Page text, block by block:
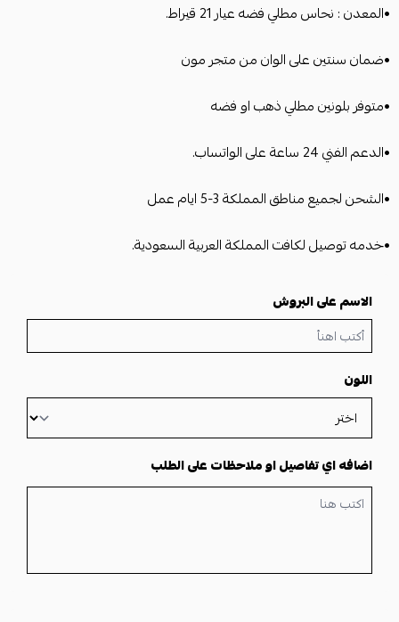
•المعدن : نحاس مطلي فضه عيار 21 قيراط.
•ضمان سنتين على الوان من متجر مون
•متوفر بلونين مطلي ذهب او فضه
•الدعم الفني 24 ساعة على الواتساب.
•الشحن لجميع مناطق المملكة 3-5 ايام عمل
•خدمه توصيل لكافت المملكة العربية السعودية.
الاسم على البروش
اللون
اضافه اي تفاصيل او ملاحظات على الطلب